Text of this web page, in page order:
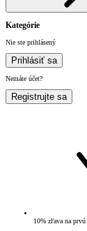
Kategórie
Nie ste prihlásený
Prihlásiť sa
Nemáte účet?
Registrujte sa
10% zľava na